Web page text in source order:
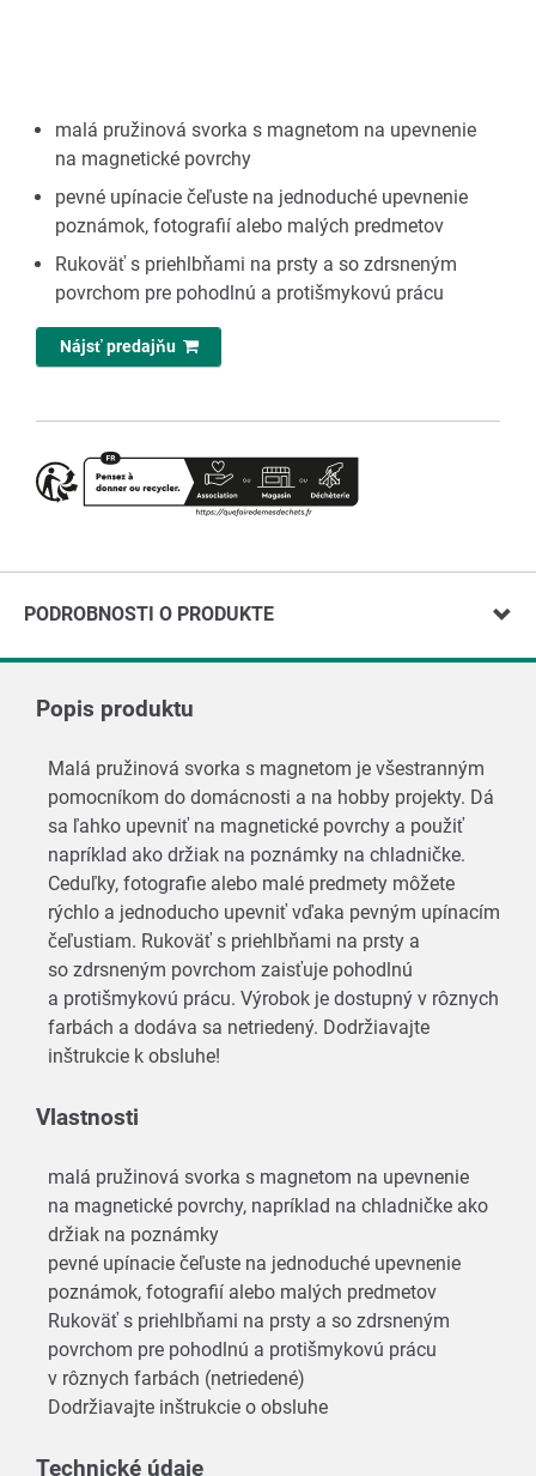
malá pružinová svorka s magnetom na upevnenie
na magnetické povrchy
pevné upínacie čeľuste na jednoduché upevnenie
poznámok, fotografií alebo malých predmetov
Rukoväť s priehlbňami na prsty a so zdrsneným
povrchom pre pohodlnú a protišmykovú prácu
Nájsť predajňu
PODROBNOSTI O PRODUKTE
Popis produktu
Malá pružinová svorka s magnetom je všestranným
pomocníkom do domácnosti a na hobby projekty. Dá
sa ľahko upevniť na magnetické povrchy a použiť
napríklad ako držiak na poznámky na chladničke.
Ceduľky, fotografie alebo malé predmety môžete
rýchlo a jednoducho upevniť vďaka pevným upínacím
čeľustiam. Rukoväť s priehlbňami na prsty a
so zdrsneným povrchom zaisťuje pohodlnú
a protišmykovú prácu. Výrobok je dostupný v rôznych
farbách a dodáva sa netriedený. Dodržiavajte
inštrukcie k obsluhe!
Vlastnosti
malá pružinová svorka s magnetom na upevnenie
na magnetické povrchy, napríklad na chladničke ako
držiak na poznámky
pevné upínacie čeľuste na jednoduché upevnenie
poznámok, fotografií alebo malých predmetov
Rukoväť s priehlbňami na prsty a so zdrsneným
povrchom pre pohodlnú a protišmykovú prácu
v rôznych farbách (netriedené)
Dodržiavajte inštrukcie o obsluhe
Technické údaje